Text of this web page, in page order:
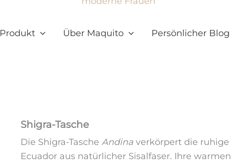
Produkt Über Maquito Persönlicher Blog
Shigra-Tasche
Die Shigra-TascheAndina verkörpert die
Ecuador aus natürlicher Sisalfaser. Ihre